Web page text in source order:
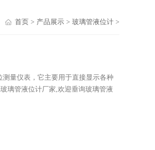
首页 > 产品展示 > 玻璃管液位计 >
测量仪表，它主要用于直接显示各种
璃管液位计厂家,欢迎垂询玻璃管液